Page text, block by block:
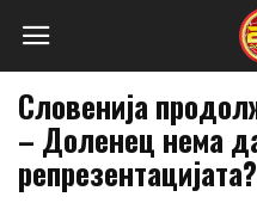
Словенија
– Доленец нема
репрезентацијата?